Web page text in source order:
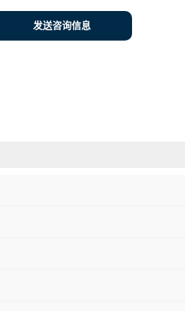
发送咨询信息